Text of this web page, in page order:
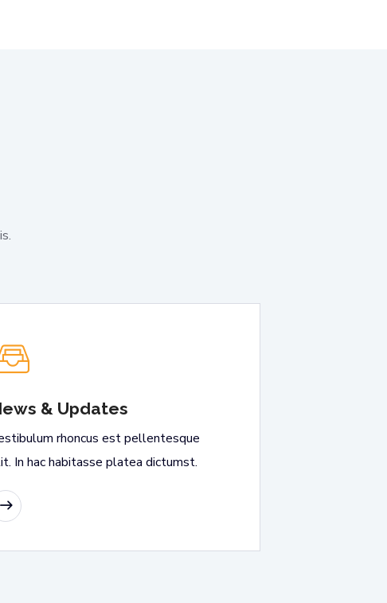
& Updates
rhoncus est pellentesque
In hac habitasse platea dictumst.